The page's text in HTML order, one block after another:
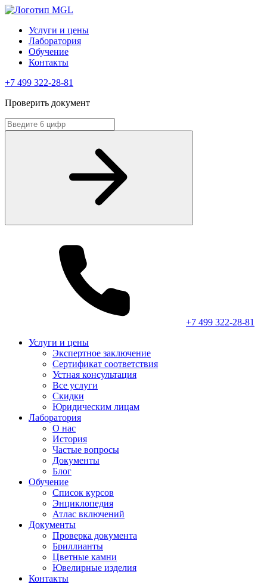
Услуги и цены
Лаборатория
Обучение
Контакты
+7 499 322-28-81
Проверить документ
+7 499 322-28-81
Услуги и цены
Экспертное заключение
Сертификат соответствия
Устная консультация
Все услуги
Скидки
Юридическим лицам
Лаборатория
О нас
История
Частые вопросы
Документы
Блог
Обучение
Список курсов
Энциклопедия
Атлас включений
Документы
Проверка документа
Бриллианты
Цветные камни
Ювелирные изделия
Контакты